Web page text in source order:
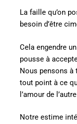
La faille qu’on
besoin d’être
Cela engendre
pousse à
Nous pensons à
tout point à ce
l’amour de
Notre estime